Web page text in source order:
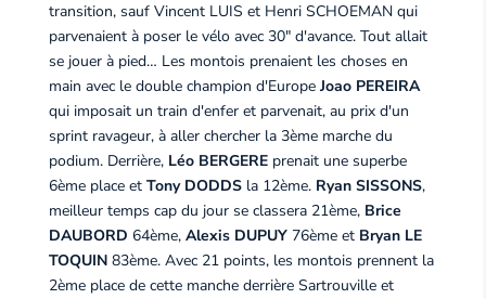
transition, sauf Vincent LUIS et Henri SCHOEMAN qui
parvenaient à poser le vélo avec 30" d'avance. Tout allait
se jouer à pied… Les montois prenaient les choses en
main avec le double champion d'Europe Joao PEREIRA
qui imposait un train d'enfer et parvenait, au prix d'un
sprint ravageur, à aller chercher la 3ème marche du
podium. Derrière, Léo BERGERE prenait une superbe
6ème place et Tony DODDS la 12ème. Ryan SISSONS,
meilleur temps cap du jour se classera 21ème, Brice
DAUBORD 64ème, Alexis DUPUY 76ème et Bryan LE
TOQUIN 83ème. Avec 21 points, les montois prennent la
2ème place de cette manche derrière Sartrouville et